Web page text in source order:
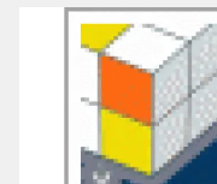
Hoppa över bilder